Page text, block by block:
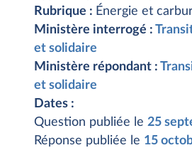
Rubrique : Énergie et
Ministère interrogé :
et solidaire
Ministère répondant :
et solidaire
Dates :
Question publiée le 25
Réponse publiée le 15